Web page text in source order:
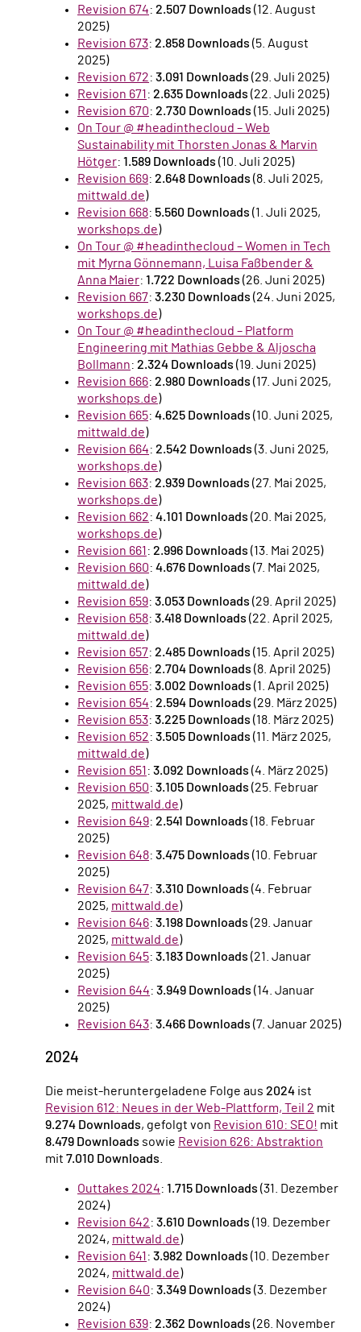
Revision 674: 2.507 Downloads (12. August
2025)
Revision 673: 2.858 Downloads (5. August
2025)
Revision 672: 3.091 Downloads (29. Juli 2025)
Revision 671 : 2.635 Downloads (22. Juli 2025)
Revision 670: 2.730 Downloads (15. Juli 2025)
On Tour @ #headinthecloud – Web
Sustainability mit Thorsten Jonas & Marvin
Hötger: 1.589 Downloads (10. Juli 2025)
Revision 669: 2.648 Downloads (8. Juli 2025,
mittwald.de)
Revision 668: 5.560 Downloads (1. Juli 2025,
workshops.de)
On Tour @ #headinthecloud – Women in Tech
mit Myrna Gönnemann, Luisa Faßbender &
Anna Maier: 1.722 Downloads (26. Juni 2025)
Revision 667: 3.230 Downloads (24. Juni 2025,
workshops.de)
On Tour @ #headinthecloud – Platform
Engineering mit Mathias Gebbe & Aljoscha
Bollmann: 2.324 Downloads (19. Juni 2025)
Revision 666: 2.980 Downloads (17. Juni 2025,
workshops.de)
Revision 665: 4.625 Downloads (10. Juni 2025,
mittwald.de)
Revision 664: 2.542 Downloads (3. Juni 2025,
workshops.de)
Revision 663: 2.939 Downloads (27. Mai 2025,
workshops.de)
Revision 662: 4.101 Downloads (20. Mai 2025,
workshops.de)
Revision 661 : 2.996 Downloads (13. Mai 2025)
Revision 660: 4.676 Downloads (7. Mai 2025,
mittwald.de)
Revision 659: 3.053 Downloads (29. April 2025)
Revision 658: 3.418 Downloads (22. April 2025,
mittwald.de)
Revision 657: 2.485 Downloads (15. April 2025)
Revision 656: 2.704 Downloads (8. April 2025)
Revision 655: 3.002 Downloads (1. April 2025)
Revision 654: 2.594 Downloads (29. März 2025)
Revision 653: 3.225 Downloads (18. März 2025)
Revision 652: 3.505 Downloads (11. März 2025,
mittwald.de)
Revision 651 : 3.092 Downloads (4. März 2025)
Revision 650: 3.105 Downloads (25. Februar
2025, mittwald.de)
Revision 649: 2.541 Downloads (18. Februar
2025)
Revision 648: 3.475 Downloads (10. Februar
2025)
Revision 647: 3.310 Downloads (4. Februar
2025, mittwald.de)
Revision 646: 3.198 Downloads (29. Januar
2025, mittwald.de)
Revision 645: 3.183 Downloads (21. Januar
2025)
Revision 644: 3.949 Downloads (14. Januar
2025)
Revision 643: 3.466 Downloads (7. Januar 2025)
2024
Die meist-heruntergeladene Folge aus 2024 ist
Revision 612: Neues in der Web-Plattform, Teil 2 mit
9.274 Downloads, gefolgt von Revision 610: SEO! mit
8.479 Downloads sowie Revision 626: Abstraktion
mit 7.010 Downloads
Outtakes 2024: 1.715 Downloads (31. Dezember
2024)
Revision 642: 3.610 Downloads (19. Dezember
2024, mittwald.de)
Revision 641 : 3.982 Downloads (10. Dezember
2024, mittwald.de)
Revision 640: 3.349 Downloads (3. Dezember
2024)
Revision 639: 2.362 Downloads (26. November